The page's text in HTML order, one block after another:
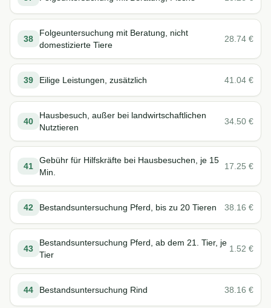
38
Folgeuntersuchung mit Beratung, nicht
domestizierte Tiere
28.74 €
39 Eilige Leistungen, zusätzlich 41.04 €
40
Hausbesuch, außer bei landwirtschaftlichen
Nutztieren
34.50 €
41
Gebühr für Hilfskräfte bei Hausbesuchen, je 15
Min.
17.25 €
42 Bestandsuntersuchung Pferd, bis zu 20 Tieren 38.16 €
43
Bestandsuntersuchung Pferd, ab dem 21. Tier, je
Tier
1.52 €
44 Bestandsuntersuchung Rind 38.16 €